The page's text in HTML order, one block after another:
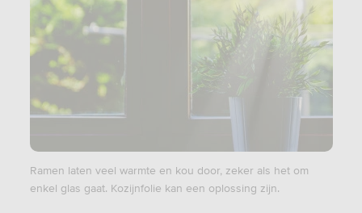
Ramen laten veel warmte en kou door, zeker als het om
enkel glas gaat. Kozijnfolie kan een oplossing zijn.